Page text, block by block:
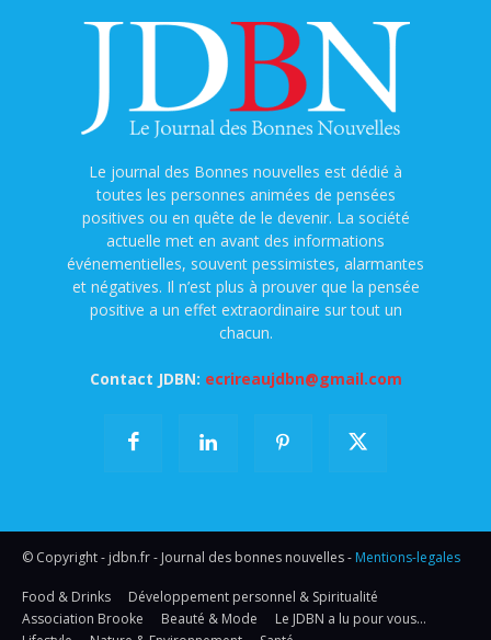
Le journal des Bonnes nouvelles est dédié à
toutes les personnes animées de pensées
positives ou en quête de le devenir. La société
actuelle met en avant des informations
événementielles, souvent pessimistes, alarmantes
et négatives. Il n’est plus à prouver que la pensée
positive a un effet extraordinaire sur tout un
chacun.
Contact JDBN: ecrireaujdbn@gmail.com
© Copyright - jdbn.fr - Journal des bonnes nouvelles - Mentions-legales
Food & Drinks
Développement personnel & Spiritualité
Association Brooke
Beauté & Mode
Le JDBN a lu pour vous…